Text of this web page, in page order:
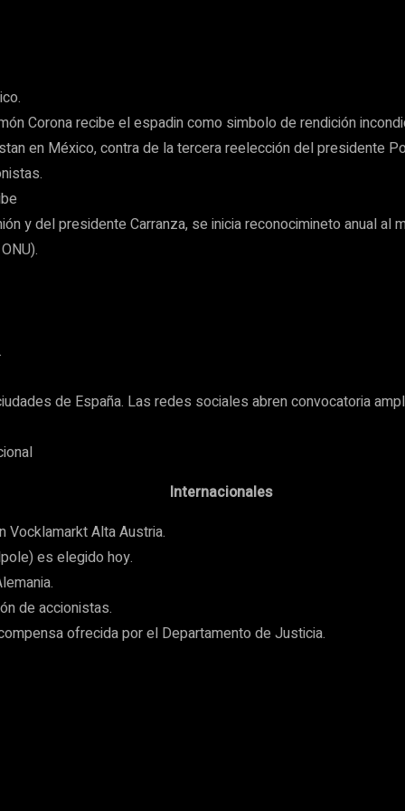
Corona recibe el espadin como simbolo de rendición
en México, contra de la tercera reelección del presidente
y del presidente Carranza, se inicia reconocimineto anual al
de España. Las redes sociales abren convocatoria
Internacionales
Alta Austria.
es elegido hoy.
de accionistas.
ofrecida por el Departamento de Justicia.